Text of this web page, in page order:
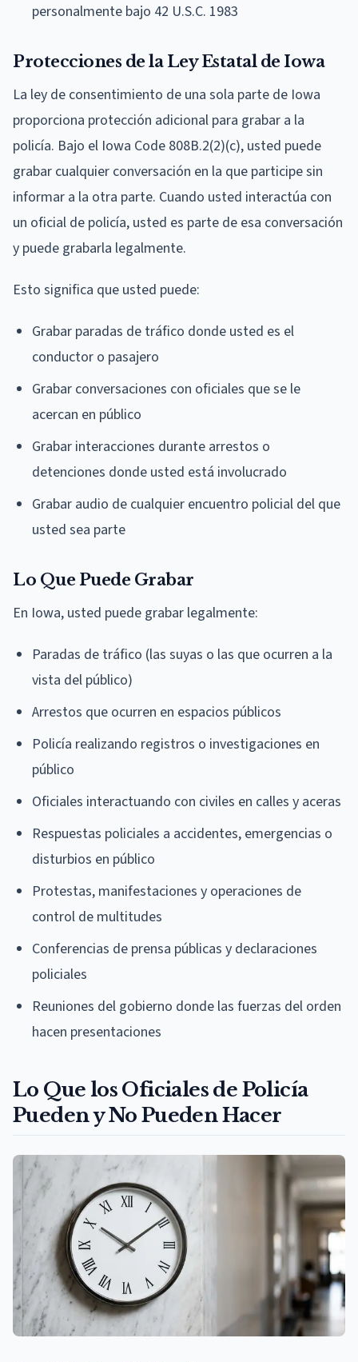
personalmente bajo 42 U.S.C. 1983
Protecciones de la Ley Estatal de Iowa
La ley de consentimiento de una sola parte de Iowa
proporciona protección adicional para grabar a la
policía. Bajo el Iowa Code 808B.2(2)(c), usted puede
grabar cualquier conversación en la que participe sin
informar a la otra parte. Cuando usted interactúa con
un oficial de policía, usted es parte de esa conversación
y puede grabarla legalmente.
Esto significa que usted puede:
Grabar paradas de tráfico donde usted es el
conductor o pasajero
Grabar conversaciones con oficiales que se le
acercan en público
Grabar interacciones durante arrestos o
detenciones donde usted está involucrado
Grabar audio de cualquier encuentro policial del que
usted sea parte
Lo Que Puede Grabar
En Iowa, usted puede grabar legalmente:
Paradas de tráfico (las suyas o las que ocurren a la
vista del público)
Arrestos que ocurren en espacios públicos
Policía realizando registros o investigaciones en
público
Oficiales interactuando con civiles en calles y aceras
Respuestas policiales a accidentes, emergencias o
disturbios en público
Protestas, manifestaciones y operaciones de
control de multitudes
Conferencias de prensa públicas y declaraciones
policiales
Reuniones del gobierno donde las fuerzas del orden
hacen presentaciones
Lo Que los Oficiales de Policía
Pueden y No Pueden Hacer